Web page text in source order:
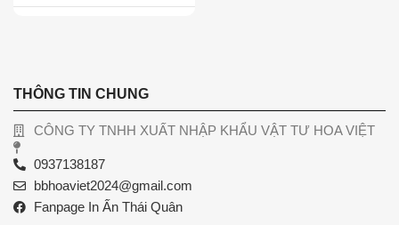
THÔNG TIN CHUNG
CÔNG TY TNHH XUẤT NHẬP KHẨU VẬT TƯ HOA VIỆT
0937138187
bbhoaviet2024@gmail.com
Fanpage In Ấn Thái Quân